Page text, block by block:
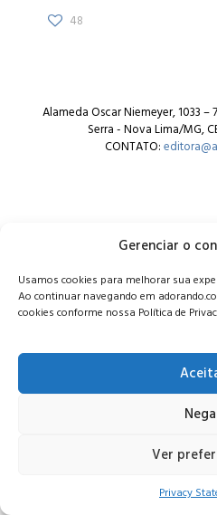
Gerenciar o
Usamos cookies para melhorar sua
Ao continuar navegando em
cookies conforme nossa Política de
Ver
Privacy
48
Alameda Oscar Niemeyer, 1033 –
Serra - Nova Lima/MG,
CONTATO:
© Editora Adorando 2026.
Consulte nossa